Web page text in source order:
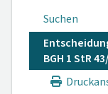
Suchen
BGH 1 StR